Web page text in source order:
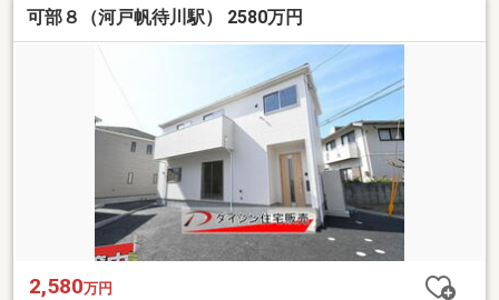
可部８（河戸帆待川駅） 2580万円
2,580万円